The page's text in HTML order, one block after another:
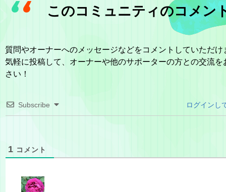
このコミュニティのコメン
質問やオーナーへのメッセージなどをコメントしていただけ
気軽に投稿して、オーナーや他のサポーターの方との交流を
さい！
Subscribe ログインし
1 コメント